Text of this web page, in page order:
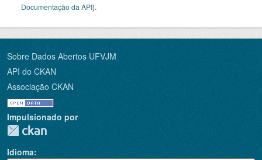
Documentação da API).
Sobre Dados Abertos UFVJM
API do CKAN
Associação CKAN
Impulsionado por
Idioma